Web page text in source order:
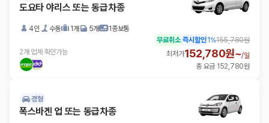
도요타 야리스 또는 동급차종
4인 수동 1개 5개 1종보통
2개 업체 확인가능
무료취소 즉시할인1 %155,780원
최저가152,780원~/일
총 요금 152,780원
경형
폭스바겐 업 또는 동급차종